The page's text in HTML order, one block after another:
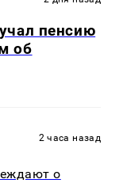
пенсию
об
2 часа назад
о